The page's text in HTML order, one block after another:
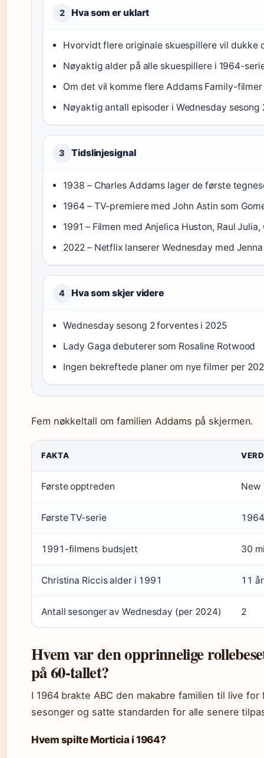
2 Hva som er uklart
Hvorvidt flere originale skuespillere vil dukke
Nøyaktig alder på alle skuespillere i 1964-
Om det vil komme flere Addams Family-
Nøyaktig antall episoder i Wednesday sesong
3 Tidslinjesignal
1938 – Charles Addams lager de første
1964 – TV-premiere med John Astin som
1991 – Filmen med Anjelica Huston, Raul
2022 – Netflix lanserer Wednesday med
4 Hva som skjer videre
Wednesday sesong 2 forventes i 2025
Lady Gaga debuterer som Rosaline Rotwood
Ingen bekreftede planer om nye filmer per
Fem nøkkeltall om familien Addams på skjermen.
FAKTA
Første opptreden New
Første TV-serie
1991-filmens budsjett 30
Christina Riccis alder i 1991 11 år
Antall sesonger av Wednesday (per 2024) 2
Hvem var den opprinnelige
på 60-tallet?
I 1964 brakte ABC den makabre familien til live
sesonger og satte standarden for alle senere
Hvem spilte Morticia i 1964?